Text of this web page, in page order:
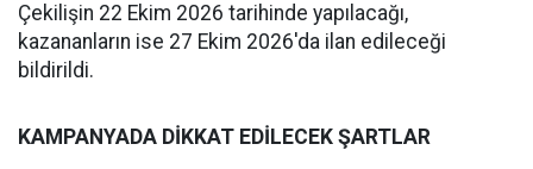
Çekilişin 22 Ekim 2026 tarihinde yapılacağı,
kazananların ise 27 Ekim 2026'da ilan edileceği
bildirildi.
KAMPANYADA DİKKAT EDİLECEK ŞARTLAR